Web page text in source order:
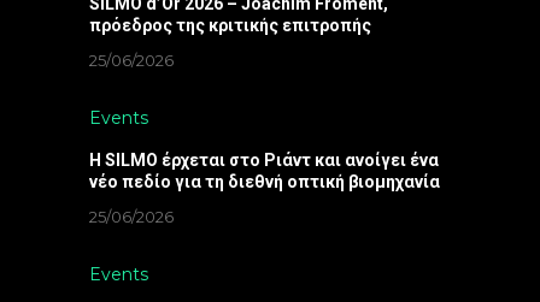
πρόεδρος της κριτικής επιτροπής
25/06/2026
Events
Η SILMO έρχεται στο Ριάντ και ανοίγει ένα
νέο πεδίο για τη διεθνή οπτική βιομηχανία
25/06/2026
Events